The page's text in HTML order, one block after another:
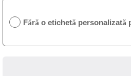
Fără o etichetă personalizată